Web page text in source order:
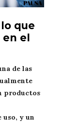
que
en el
de las
productos
uso, y un